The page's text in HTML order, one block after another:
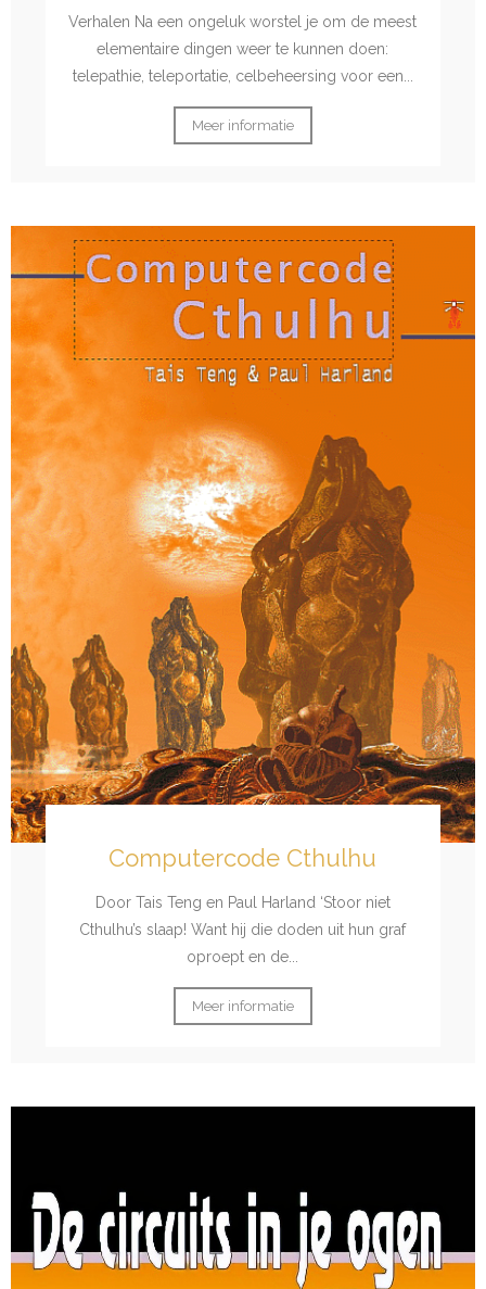
Verhalen Na een ongeluk worstel je om de meest
elementaire dingen weer te kunnen doen:
telepathie, teleportatie, celbeheersing voor een...
Meer informatie
Computercode Cthulhu
Door Tais Teng en Paul Harland ‘Stoor niet
Cthulhu’s slaap! Want hij die doden uit hun graf
oproept en de...
Meer informatie